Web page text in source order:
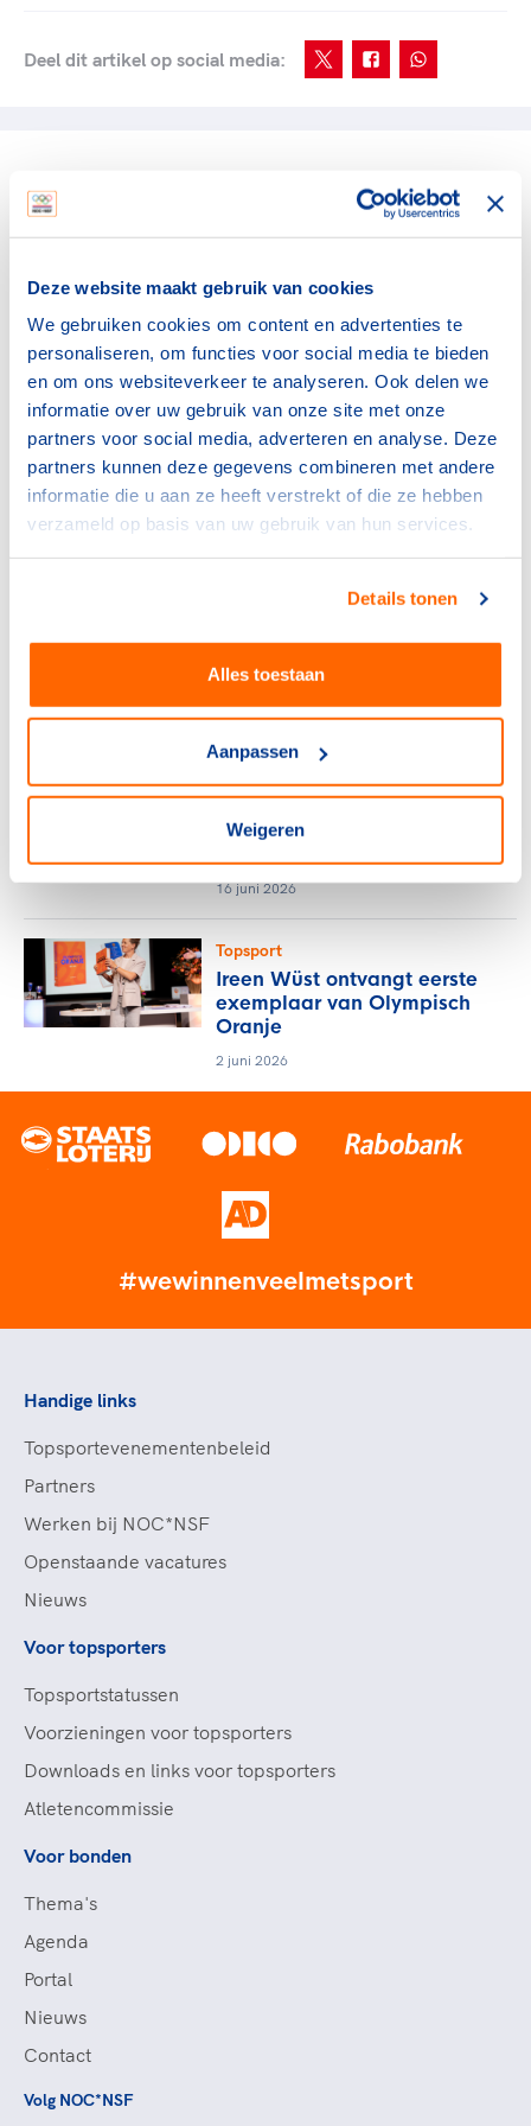
Deze website maakt gebruik van cookies
We gebruiken cookies om content en advertenties te
personaliseren, om functies voor social media te bieden
en om ons websiteverkeer te analyseren. Ook delen we
informatie over uw gebruik van onze site met onze
partners voor social media, adverteren en analyse. Deze
partners kunnen deze gegevens combineren met andere
informatie die u aan ze heeft verstrekt of die ze hebben
verzameld op basis van uw gebruik van hun services.
Details tonen
Alles toestaan
Aanpassen
Weigeren
Deel dit artikel op social media:
gerelateerde artikelen
Pre-camp TeamNL in Mission
Viejo officieel van start
2 augustus 2026
Topsport
Topsporters ontdekken
nieuwe perspectieven in
groepsprogramma KNVB en
TeamNL
10.000 dollar
25 juni 2026
Ireen Wüst en Jetze Plat
nieuwe chefs de mission
16 juni 2026
Topsport
Ireen Wüst ontvangt eerste
exemplaar van Olympisch
Oranje
2 juni 2026
#wewinnenveelmetsport
Handige links
Topsportevenementenbeleid
Partners
Werken bij NOC*NSF
Openstaande vacatures
Nieuws
Voor topsporters
Topsportstatussen
Voorzieningen voor topsporters
Downloads en links voor topsporters
Atletencommissie
Voor bonden
Thema's
Agenda
Portal
Nieuws
Contact
Volg NOC*NSF